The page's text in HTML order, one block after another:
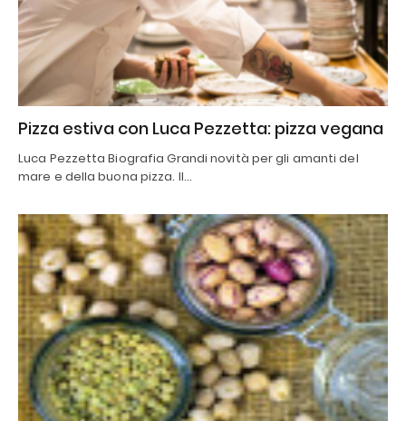
Pizza estiva con Luca Pezzetta: pizza vegana
Luca Pezzetta Biografia Grandi novità per gli amanti del
mare e della buona pizza. Il…